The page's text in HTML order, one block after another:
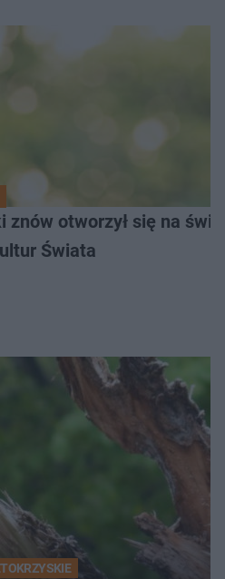
znów otworzył się na
Świata